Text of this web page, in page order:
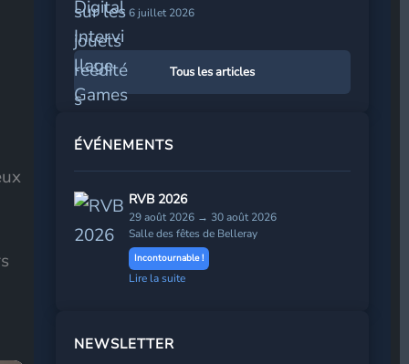
6 juillet 2026
Tous les articles
ÉVÉNEMENTS
RVB 2026
29 août 2026 → 30 août 2026
Salle des fêtes de Belleray
Incontournable !
Lire la suite
NEWSLETTER